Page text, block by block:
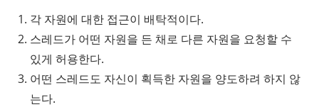
각 자원에 대한 접근이 배탁적이다.
스레드가 어떤 자원을 든 채로 다른 자원을 요청할 수
있게 허용한다.
어떤 스레드도 자신이 획득한 자원을 양도하려 하지 않
는다.